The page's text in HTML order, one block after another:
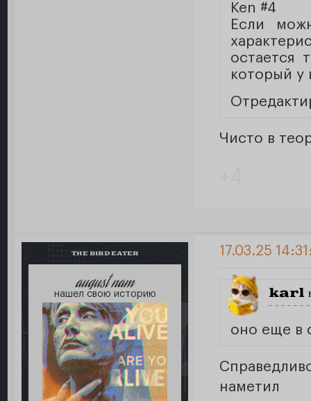
Ken #4
Если
остается
который у
Чисто в
THE BIRD EATER
august nam
нашел свою историю
17.03.25
karl
оно еще в
наметил